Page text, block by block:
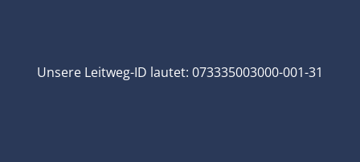
Unsere Leitweg-ID lautet: 073335003000-001-31